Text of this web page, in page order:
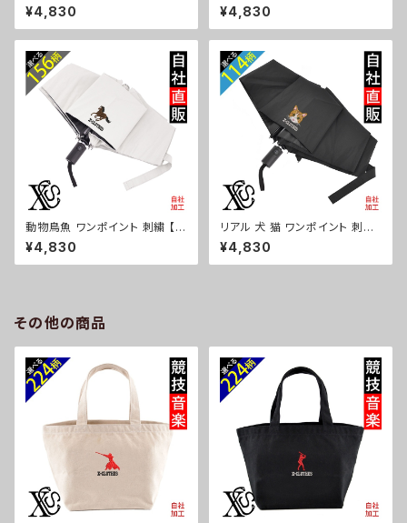
ト 刺繍【形状記憶+自動開閉】
折りたたみ傘 レディース メンズ
55cm 晴雨兼用 UVカット99.
雑貨 グッズ 自社ブランド 柄 卒
業 記念品 部活 野球 サッカー
バスケ テニス 和太鼓 大相撲 or
i-a-kas04-g08-s
¥4,830
繍【形状記憶+自動開閉】 折りた
たみ傘 レディース メンズ 55cm
晴雨兼用 UVカット99.9％ 一級
ズ 自社ブランド 柄 丸に 五瓜
桔梗 巴 藤 羽 菱 唐花 木瓜 蔦
桐 ロゴ スカル ori-a-kas04-
g07-s
¥4,830
動物鳥魚 ワンポイント 刺繍 【形
状記憶+自動開閉】 折りたたみ
傘 レディース メンズ 55cm 晴
雨兼用 UVカット99.9％ 一級遮
文鳥 インコ ori-a-kas04-g0
¥4,830
リアル 犬 猫 ワンポイント 刺繍
【形状記憶+自動開閉】 折りたた
み傘 レディース メンズ 55cm
晴雨兼用 UVカット99.9％ 一級
¥4,830
その他の商品